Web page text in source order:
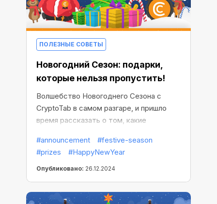
ПОЛЕЗНЫЕ СОВЕТЫ
Новогодний Сезон: подарки,
которые нельзя пропустить!
Волшебство Новогоднего Сезона с
CryptoTab в самом разгаре, и пришло
время рассказать о том, какие
Каждая собранная снежинка
приближает вас к незабываемым
наградам. И они стоят затраченных
усилий.
#announcement
#festive-season
#prizes
#HappyNewYear
Опубликовано: 26.12.2024